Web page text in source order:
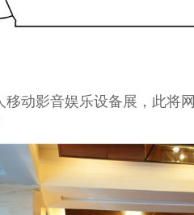
动影音娱乐设备展，此将